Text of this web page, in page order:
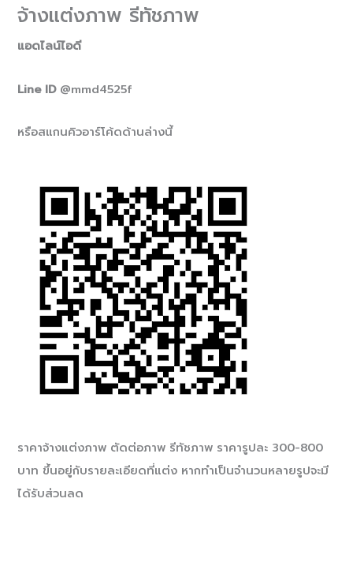
จ้างแต่งภาพ รีทัชภาพ
แอดไลน์ไอดี
Line ID @mmd4525f
หรือสแกนคิวอาร์โค้ดด้านล่างนี้
ราคาจ้างแต่งภาพ ตัดต่อภาพ รีทัชภาพ ราคารูปละ 300-800
บาท ขึ้นอยู่กับรายละเอียดที่แต่ง หากทำเป็นจำนวนหลายรูปจะมี
ได้รับส่วนลด